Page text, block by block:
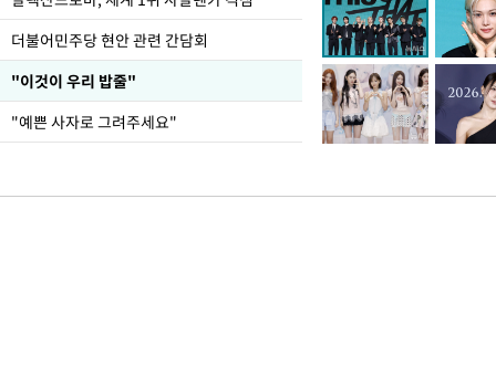
더불어민주당 현안 관련 간담회
"이것이 우리 밥줄"
"예쁜 사자로 그려주세요"